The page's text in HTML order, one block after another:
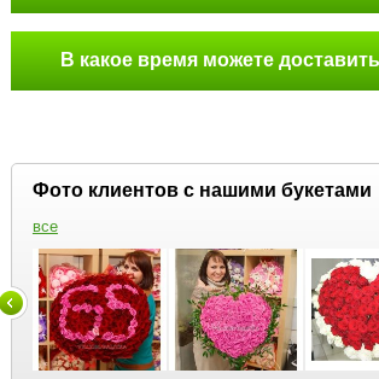
В какое время можете
Фото клиентов с нашими букетами
все